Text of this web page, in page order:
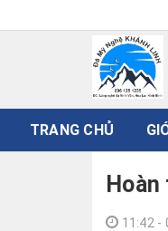
TRANG CHỦ
11:42 -